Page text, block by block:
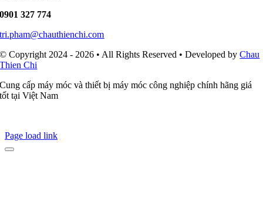
0901 327 774
tri.pham@chauthienchi.com
© Copyright 2024 - 2026 • All Rights Reserved • Developed byChau
Thien Chi
Cung cấp máy móc và thiết bị máy móc công nghiệp chính hãng giá
tốt tại Việt Nam
Page load link